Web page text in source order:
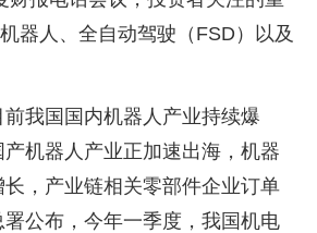
器人、全自动驾驶（FSD）以及
我国国内机器人产业持续爆
机器人产业正加速出海，机器
长，产业链相关零部件企业订单
公布，今年一季度，我国机电